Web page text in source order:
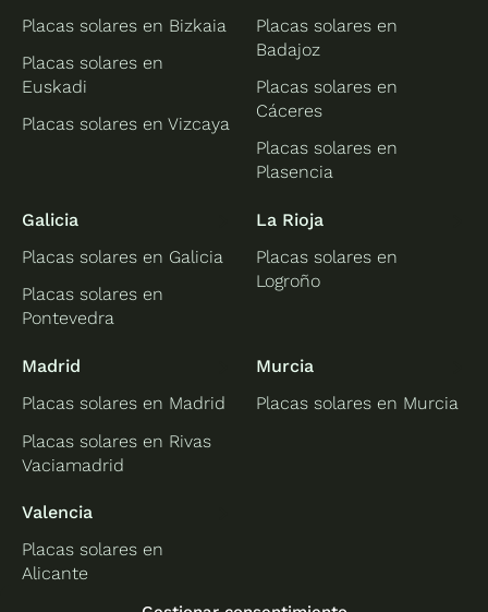
Placas solares en Bizkaia
Placas solares en
Euskadi
Placas solares en Vizcaya
Placas solares en
Badajoz
Placas solares en
Cáceres
Placas solares en
Plasencia
Galicia
Placas solares en Galicia
Placas solares en
Pontevedra
La Rioja
Placas solares en
Logroño
Madrid
Placas solares en Madrid
Placas solares en Rivas
Vaciamadrid
Murcia
Placas solares en Murcia
Valencia
Placas solares en
Alicante